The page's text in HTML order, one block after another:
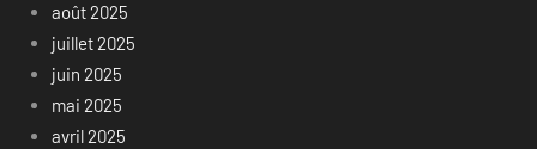
août 2025
juillet 2025
juin 2025
mai 2025
avril 2025